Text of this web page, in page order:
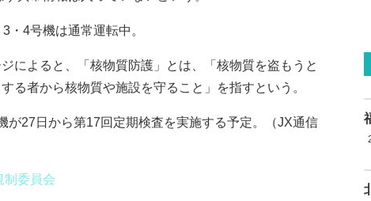
・4号機は通常運転中。
によると、「核物質防護」とは、「核物質を盗もうと
る者から核物質や施設を守ること」を指すという。
が27日から第17回定期検査を実施する予定。（JX通信
制委員会